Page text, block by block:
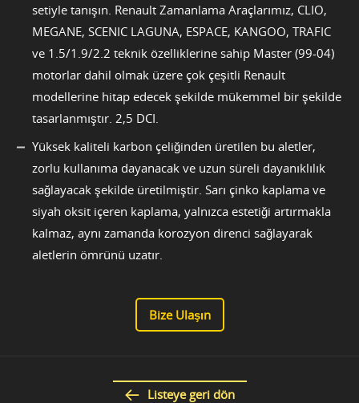
setiyle tanışın. Renault Zamanlama Araçlarımız, CLIO,
MEGANE, SCENIC LAGUNA, ESPACE, KANGOO, TRAFIC
ve 1.5/1.9/2.2 teknik özelliklerine sahip Master (99-04)
motorlar dahil olmak üzere çok çeşitli Renault
modellerine hitap edecek şekilde mükemmel bir şekilde
tasarlanmıştır. 2,5 DCI.
Yüksek kaliteli karbon çeliğinden üretilen bu aletler,
zorlu kullanıma dayanacak ve uzun süreli dayanıklılık
sağlayacak şekilde üretilmiştir. Sarı çinko kaplama ve
siyah oksit içeren kaplama, yalnızca estetiği artırmakla
kalmaz, aynı zamanda korozyon direnci sağlayarak
aletlerin ömrünü uzatır.
Bize Ulaşın
Listeye geri dön